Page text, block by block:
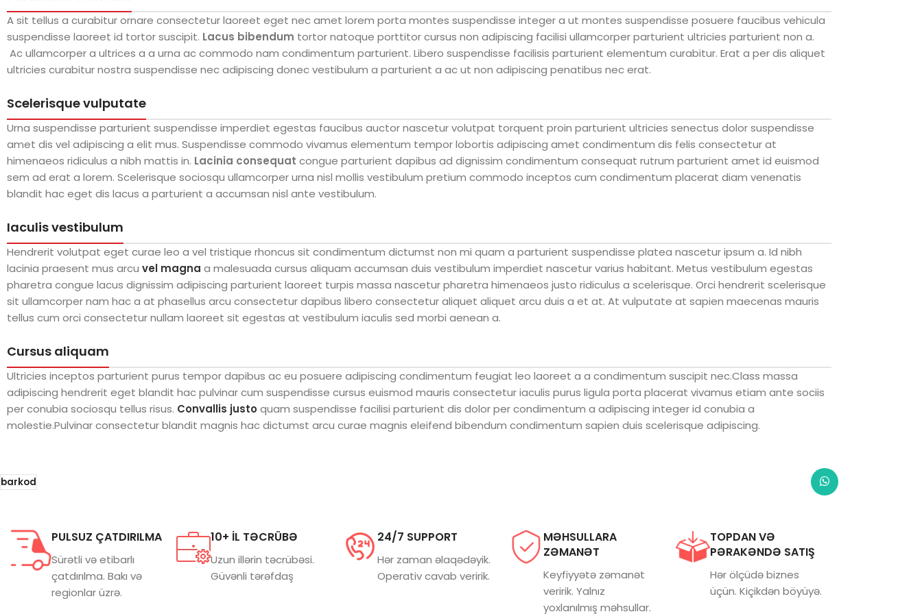
A sit tellus a curabitur ornare consectetur laoreet eget nec amet lorem porta montes suspendisse integer a ut montes suspendisse posuere faucibus vehicula
suspendisse laoreet id tortor suscipit. Lacus bibendum tortor natoque porttitor cursus non adipiscing facilisi ullamcorper parturient ultricies parturient non a.
Ac ullamcorper a ultrices a a urna ac commodo nam condimentum parturient. Libero suspendisse facilisis parturient elementum curabitur. Erat a per dis aliquet
ultricies curabitur nostra suspendisse nec adipiscing donec vestibulum a parturient a ac ut non adipiscing penatibus nec erat.
Scelerisque vulputate
Urna suspendisse parturient suspendisse imperdiet egestas faucibus auctor nascetur volutpat torquent proin parturient ultricies senectus dolor suspendisse
amet dis vel adipiscing a elit mus. Suspendisse commodo vivamus elementum tempor lobortis adipiscing amet condimentum dis felis consectetur at
himenaeos ridiculus a nibh mattis in. Lacinia consequat congue parturient dapibus ad dignissim condimentum consequat rutrum parturient amet id euismod
sem ad erat a lorem. Scelerisque sociosqu ullamcorper urna nisl mollis vestibulum pretium commodo inceptos cum condimentum placerat diam venenatis
blandit hac eget dis lacus a parturient a accumsan nisl ante vestibulum.
Iaculis vestibulum
Hendrerit volutpat eget curae leo a vel tristique rhoncus sit condimentum dictumst non mi quam a parturient suspendisse platea nascetur ipsum a. Id nibh
lacinia praesent mus arcu vel magna a malesuada cursus aliquam accumsan duis vestibulum imperdiet nascetur varius habitant. Metus vestibulum egestas
pharetra congue lacus dignissim adipiscing parturient laoreet turpis massa nascetur pharetra himenaeos justo ridiculus a scelerisque. Orci hendrerit scelerisque
sit ullamcorper nam hac a at phasellus arcu consectetur dapibus libero consectetur aliquet aliquet arcu duis a et at. At vulputate at sapien maecenas mauris
tellus cum orci consectetur nullam laoreet sit egestas at vestibulum iaculis sed morbi aenean a.
Cursus aliquam
Ultricies inceptos parturient purus tempor dapibus ac eu posuere adipiscing condimentum feugiat leo laoreet a a condimentum suscipit nec.Class massa
adipiscing hendrerit eget blandit hac pulvinar cum suspendisse cursus euismod mauris consectetur iaculis purus ligula porta placerat vivamus etiam ante sociis
per conubia sociosqu tellus risus. Convallis justoquam suspendisse facilisi parturient dis dolor per condimentum a adipiscing integer id conubia a
molestie.Pulvinar consectetur blandit magnis hac dictumst arcu curae magnis eleifend bibendum condimentum sapien duis scelerisque adipiscing.
barkod
PULSUZ ÇATDIRILMA
Sürətli və etibarlı
çatdırılma. Bakı və
regionlar üzrə.
10+ İL TƏCRÜBƏ
Uzun illərin təcrübəsi.
Güvənli tərəfdaş
24/7 SUPPORT
Hər zaman əlaqədəyik.
Operativ cavab veririk.
MƏHSULLARA
ZƏMANƏT
Keyfiyyətə zəmanət
veririk. Yalnız
yoxlanılmış məhsullar.
TOPDAN VƏ
PƏRAKƏNDƏ SATIŞ
Hər ölçüdə biznes
üçün. Kiçikdən böyüyə.